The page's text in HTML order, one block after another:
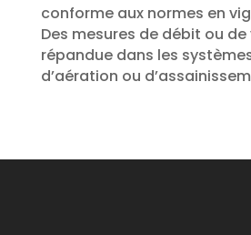
conforme aux normes en
Des mesures de débit ou de
répandue dans les
d’aération ou